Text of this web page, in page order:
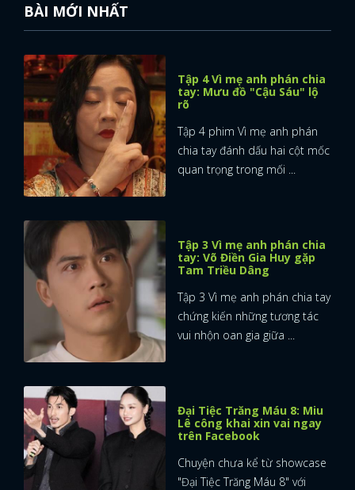
BÀI MỚI NHẤT
Tập 4 Vì mẹ anh phán chia
tay: Mưu đồ "Cậu Sáu" lộ
rõ
Tập 4 phim Vì mẹ anh phán
chia tay đánh dấu hai cột mốc
quan trọng trong mối ...
Tập 3 Vì mẹ anh phán chia
tay: Võ Điền Gia Huy gặp
Tam Triều Dâng
Tập 3 Vì mẹ anh phán chia tay
chứng kiến những tương tác
vui nhộn oan gia giữa ...
Đại Tiệc Trăng Máu 8: Miu
Lê công khai xin vai ngay
trên Facebook
Chuyện chưa kể từ showcase
"Đại Tiệc Trăng Máu 8" với